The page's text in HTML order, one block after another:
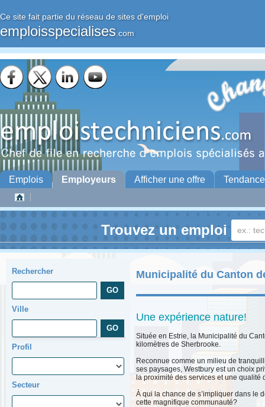
Ce site fait partie du réseau de sites d'emploi
emploisspecialises .com
Emplois Employeurs Afficher une offre
Trouvez un emploi
Rechercher
Ville
Profil
Secteur
Municipalité du Canton
Une expérience nature!
Située en Estrie, la Municipalité du
kilomètres de Sherbrooke.
Reconnue comme un milieu de
ses paysages, Westbury est un choix
la proximité des services et une qualité
À qui la chance de s’impliquer dans le
cette magnifique communauté?